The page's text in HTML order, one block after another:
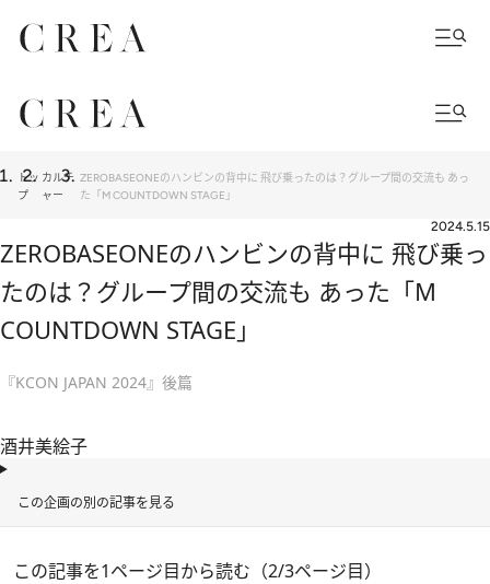
トッ
プ
カルチ
ャー
ZEROBASEONEのハンビンの背中に 飛び乗ったのは？グループ間の交流も あっ
た「M COUNTDOWN STAGE」
2024.5.15
ZEROBASEONEのハンビンの背中に 飛び乗っ
たのは？グループ間の交流も あった「M
COUNTDOWN STAGE」
『KCON JAPAN 2024』後篇
酒井美絵子
この企画の別の記事を見る
この記事を1ページ目から読む（2/3ページ目）